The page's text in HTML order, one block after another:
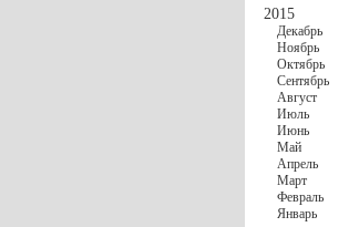
2015
Декабрь
Ноябрь
Октябрь
Сентябрь
Август
Июль
Июнь
Май
Апрель
Март
Февраль
Январь